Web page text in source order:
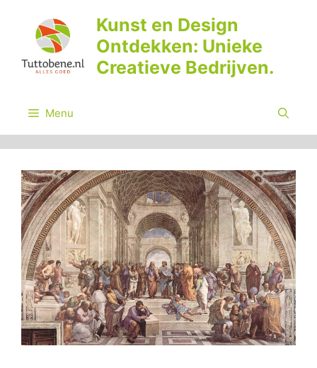
inhoud
Kunst en Design
Ontdekken: Unieke
Creatieve Bedrijven.
Menu